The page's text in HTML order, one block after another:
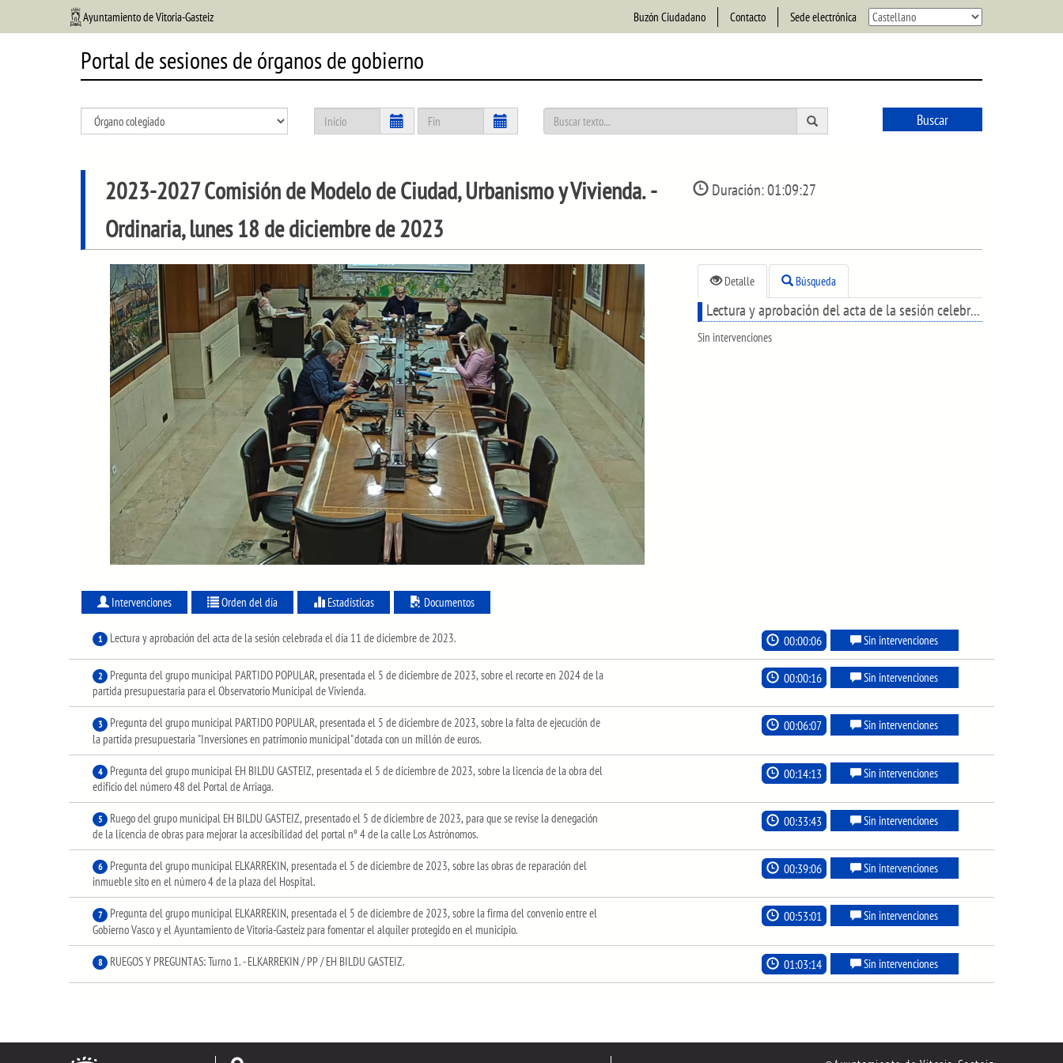
Ayuntamiento de Vitoria-Gasteiz Buzón Ciudadano Contacto Sede electrónica
Portal de sesiones de órganos de gobierno
Buscar
2023-2027 Comisión de Modelo de Ciudad, Urbanismo y Vivienda.-
Ordinaria, lunes 18 de diciembre de 2023
Duración:01:09:27
Detalle Búsqueda
Lectura y aprobación del acta de la sesión celebrada el día 11 de diciembre de 2023.
Sin intervenciones
Intervenciones Orden del día Estadísticas Documentos
1 Lectura y aprobación del acta de la sesión celebrada el día 11 de diciembre de 2023. 00:00:06 Sin intervenciones
2
Pregunta del grupo municipal PARTIDO POPULAR, presentada el 5 de diciembre de 2023, sobre el recorte en 2024 de la
partida presupuestaria para el Observatorio Municipal de Vivienda.
00:00:16 Sin intervenciones
3
Pregunta del grupo municipal PARTIDO POPULAR, presentada el 5 de diciembre de 2023, sobre la falta de ejecución de
la partida presupuestaria "Inversiones en patrimonio municipal" dotada con un millón de euros.
00:06:07 Sin intervenciones
4
Pregunta del grupo municipal EH BILDU GASTEIZ, presentada el 5 de diciembre de 2023, sobre la licencia de la obra del
edificio del número 48 del Portal de Arriaga.
00:14:13 Sin intervenciones
5
Ruego del grupo municipal EH BILDU GASTEIZ, presentado el 5 de diciembre de 2023, para que se revise la denegación
de la licencia de obras para mejorar la accesibilidad del portal nº 4 de la calle Los Astrónomos.
00:33:43 Sin intervenciones
6
Pregunta del grupo municipal ELKARREKIN, presentada el 5 de diciembre de 2023, sobre las obras de reparación del
inmueble sito en el número 4 de la plaza del Hospital.
00:39:06 Sin intervenciones
7
Pregunta del grupo municipal ELKARREKIN, presentada el 5 de diciembre de 2023, sobre la firma del convenio entre el
Gobierno Vasco y el Ayuntamiento de Vitoria-Gasteiz para fomentar el alquiler protegido en el municipio.
00:53:01 Sin intervenciones
8 RUEGOS Y PREGUNTAS: Turno 1. - ELKARREKIN / PP / EH BILDU GASTEIZ. 01:03:14 Sin intervenciones